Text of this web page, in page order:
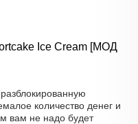
Ice Cream [МОД
количество денег и
вам не надо будет